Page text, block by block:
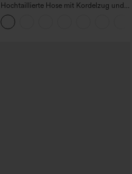
Hochtaillierte Hose mit Kordelzug und
Taschen, weitem Bein, lässig und locker
in Leinenoptik